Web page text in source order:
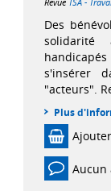
Des
solidarité
s'insérer
"acteurs".
Plus
Aucun